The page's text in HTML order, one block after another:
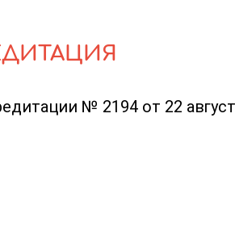
№ 2194 от 22